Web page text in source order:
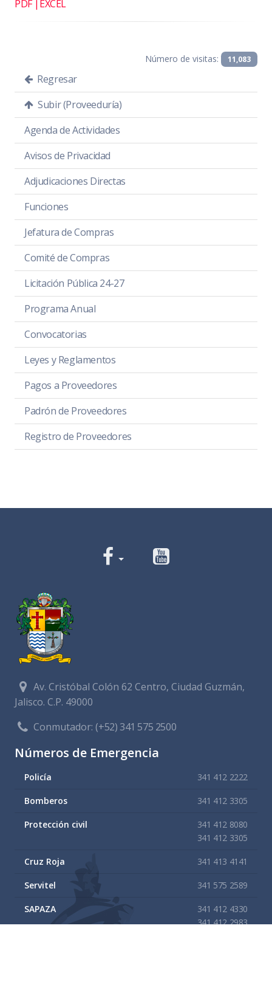
PDF | EXCEL
Número de visitas: 11,083
Regresar
Subir (Proveeduría)
Agenda de Actividades
Avisos de Privacidad
Adjudicaciones Directas
Funciones
Jefatura de Compras
Comité de Compras
Licitación Pública 24-27
Programa Anual
Convocatorias
Leyes y Reglamentos
Pagos a Proveedores
Padrón de Proveedores
Registro de Proveedores
Av. Cristóbal Colón 62 Centro, Ciudad Guzmán,
Jalisco. C.P. 49000
Conmutador:(+52) 341 575 2500
Números de Emergencia
Policía 341 412 2222
Bomberos 341 412 3305
Protección civil
341 412 8080
341 412 3305
Cruz Roja 341 413 4141
Servitel 341 575 2589
SAPAZA
341 412 4330
341 412 2983